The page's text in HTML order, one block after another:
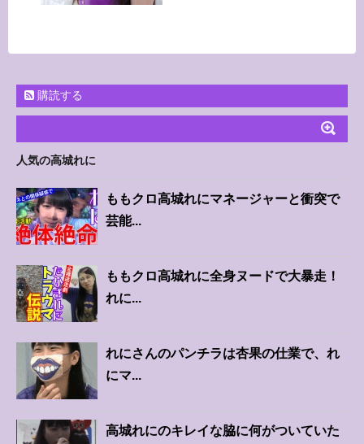
購読する
人気の高城れに
ももクロ高城れにマネージャーと衝突で
芸能...
ももクロ高城れに全身ヌードで大暴走！
れに...
れにさんのパンチラは杏果の仕業で、れ
にマ...
高城れにのキレイな脇に何がついていた